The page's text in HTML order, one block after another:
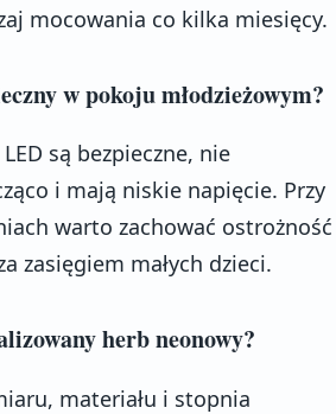
mocowania co kilka miesięcy.
w pokoju młodzieżowym?
są bezpieczne, nie
i mają niskie napięcie. Przy
warto zachować ostrożność
zasięgiem małych dzieci.
herb neonowy?
materiału i stopnia